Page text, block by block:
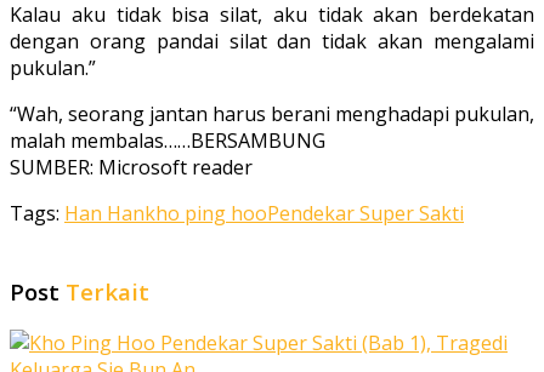
Kalau aku tidak bisa silat, aku tidak akan berdekat­an
dengan orang pandai silat dan tidak akan mengalami
pukulan.”
“Wah, seorang jantan harus berani menghadapi pukulan,
malah membalas……BERSAMBUNG
SUMBER: Microsoft reader
Tags: Han Hankho ping hooPendekar Super Sakti
Post Terkait